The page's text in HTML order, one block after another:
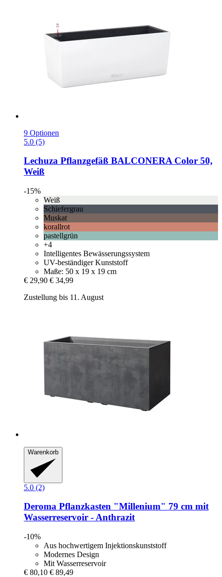
9 Optionen
5.0 (5)
Lechuza Pflanzgefäß BALCONERA Color 50,
Weiß
-15%
Weiß
Schiefergrau
Muskat
korallrot
pastellgrün
+4
Intelligentes Bewässerungssystem
UV-beständiger Kunststoff
Maße: 50 x 19 x 19 cm
€ 29,90 € 34,99
Zustellung bis 11. August
Warenkorb
5.0 (2)
Deroma Pflanzkasten "Millenium" 79 cm mit
Wasserreservoir -​ Anthrazit
-10%
Aus hochwertigem Injektionskunststoff
Modernes Design
Mit Wasserreservoir
€ 80,10 € 89,49